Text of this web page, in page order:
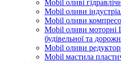
Mobil оливі
Mobil оливи
Mobil оливи
Mobil оливи моторні
будівельної та
Mobil оливи
Mobil мастила